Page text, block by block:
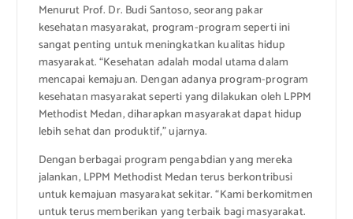
Menurut Prof. Dr. Budi Santoso, seorang pakar
kesehatan masyarakat, program-program seperti ini
sangat penting untuk meningkatkan kualitas hidup
masyarakat. “Kesehatan adalah modal utama dalam
mencapai kemajuan. Dengan adanya program-program
kesehatan masyarakat seperti yang dilakukan oleh LPPM
Methodist Medan, diharapkan masyarakat dapat hidup
lebih sehat dan produktif,” ujarnya.
Dengan berbagai program pengabdian yang mereka
jalankan, LPPM Methodist Medan terus berkontribusi
untuk kemajuan masyarakat sekitar. “Kami berkomitmen
untuk terus memberikan yang terbaik bagi masyarakat.